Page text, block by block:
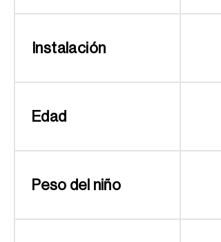
Instalación
Edad
Peso del niño